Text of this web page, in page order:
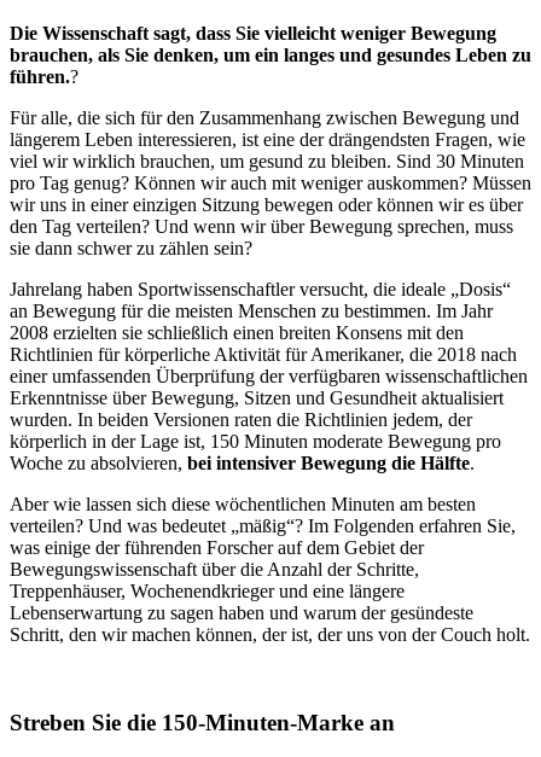
Die Wissenschaft sagt, dass Sie vielleicht weniger Bewegung
brauchen, als Sie denken, um ein langes und gesundes Leben zu
führen.?
Für alle, die sich für den Zusammenhang zwischen Bewegung und
längerem Leben interessieren, ist eine der drängendsten Fragen, wie
viel wir wirklich brauchen, um gesund zu bleiben. Sind 30 Minuten
pro Tag genug? Können wir auch mit weniger auskommen? Müssen
wir uns in einer einzigen Sitzung bewegen oder können wir es über
den Tag verteilen? Und wenn wir über Bewegung sprechen, muss
sie dann schwer zu zählen sein?
Jahrelang haben Sportwissenschaftler versucht, die ideale „Dosis“
an Bewegung für die meisten Menschen zu bestimmen. Im Jahr
2008 erzielten sie schließlich einen breiten Konsens mit den
Richtlinien für körperliche Aktivität für Amerikaner, die 2018 nach
einer umfassenden Überprüfung der verfügbaren wissenschaftlichen
Erkenntnisse über Bewegung, Sitzen und Gesundheit aktualisiert
wurden. In beiden Versionen raten die Richtlinien jedem, der
körperlich in der Lage ist, 150 Minuten moderate Bewegung pro
Woche zu absolvieren, bei intensiver Bewegung die Hälfte.
Aber wie lassen sich diese wöchentlichen Minuten am besten
verteilen? Und was bedeutet „mäßig“? Im Folgenden erfahren Sie,
was einige der führenden Forscher auf dem Gebiet der
Bewegungswissenschaft über die Anzahl der Schritte,
Treppenhäuser, Wochenendkrieger und eine längere
Lebenserwartung zu sagen haben und warum der gesündeste
Schritt, den wir machen können, der ist, der uns von der Couch holt.
Streben Sie die 150-Minuten-Marke an